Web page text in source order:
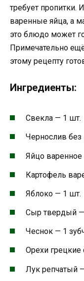
требует пропитки.
варенные яйца, а
это блюдо может
Примечательно
этому рецепту
Ингредиенты:
Свекла — 1 шт.
Чернослив без
Яйцо
Картофель
Яблоко — 1 шт.
Сыр твердый —
Чеснок — 1
Орехи
Лук репчатый